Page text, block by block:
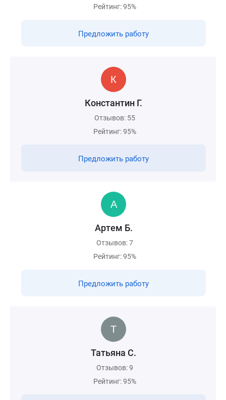
Рейтинг: 95%
Предложить работу
Константин Г.
Отзывов: 55
Рейтинг: 95%
Предложить работу
Артем Б.
Отзывов: 7
Рейтинг: 95%
Предложить работу
Татьяна С.
Отзывов: 9
Рейтинг: 95%